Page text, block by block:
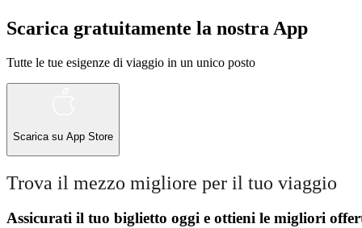
Scarica gratuitamente la nostra App
Tutte le tue esigenze di viaggio in un unico posto
Scarica su App Store
Trova il mezzo migliore per il tuo viaggio
Assicurati il ​​tuo biglietto oggi e ottieni le migliori